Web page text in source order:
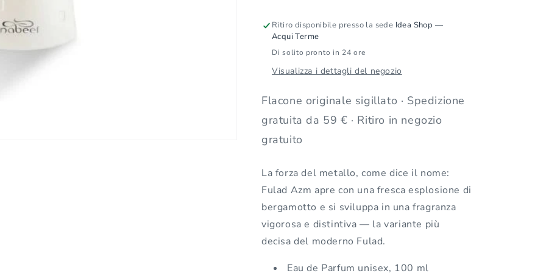
ml
ml
Ritiro disponibile presso la sede Idea Shop —
Acqui Terme
Di solito pronto in 24 ore
Visualizza i dettagli del negozio
Flacone originale sigillato · Spedizione
gratuita da 59 € · Ritiro in negozio
gratuito
La forza del metallo, come dice il nome:
Fulad Azm apre con una fresca esplosione di
bergamotto e si sviluppa in una fragranza
vigorosa e distintiva — la variante più
decisa del moderno Fulad.
Eau de Parfum unisex, 100 ml